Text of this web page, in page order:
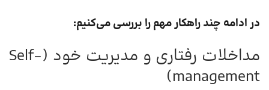
در ادامه چند راهکار مهم را بررسی می‌کنیم:
مداخلات رفتاری و مدیریت خود (Self-
management)